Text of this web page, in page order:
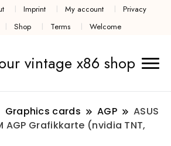
Imprint My account
Privacy
Shop Terms Welcome
vintage x86 shop
Graphics cards AGP
ASUS
AGP Grafikkarte (nvidia TNT,